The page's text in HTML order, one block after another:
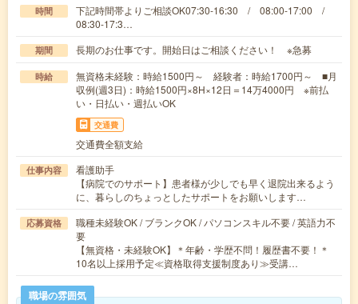
時間
下記時間帯よりご相談OK07:30-16:30 / 08:00-17:00 /
08:30-17:3…
期間 長期のお仕事です。開始日はご相談ください！ ※急募
時給
無資格未経験：時給1500円～ 経験者：時給1700円～ ■月
収例(週3日)：時給1500円×8H×12日＝14万4000円 ※前払
い・日払い・週払いOK
交通費
交通費全額支給
仕事内容
看護助手
【病院でのサポート】患者様が少しでも早く退院出来るよう
に、暮らしのちょっとしたサポートをお願いします…
応募資格
職種未経験OK / ブランクOK / パソコンスキル不要 / 英語力不
要
【無資格・未経験OK】＊年齢・学歴不問！履歴書不要！＊
10名以上採用予定≪資格取得支援制度あり≫受講…
職場の雰囲気